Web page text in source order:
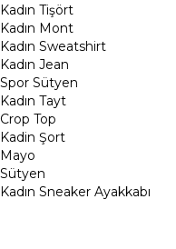
Kadın Tişört
Kadın Mont
Kadın Sweatshirt
Kadın Jean
Spor Sütyen
Kadın Tayt
Crop Top
Kadin Şort
Mayo
Sütyen
Kadın Sneaker Ayakkabı